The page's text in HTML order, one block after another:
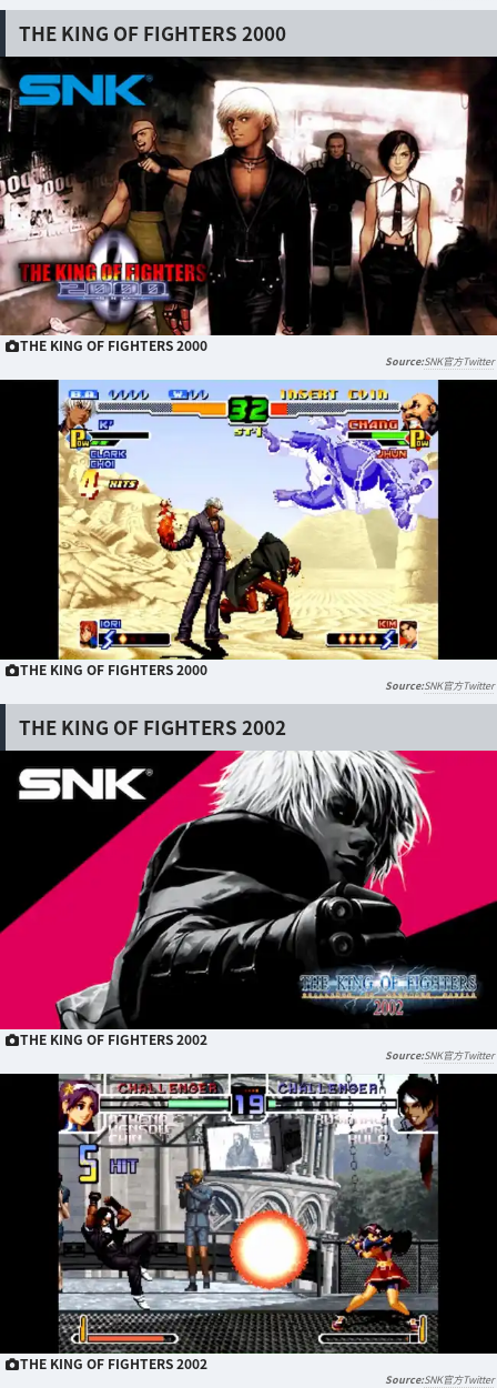
THE KING OF FIGHTERS 2000
THE KING OF FIGHTERS 2000
SNK官方Twitter
THE KING OF FIGHTERS 2000
SNK官方Twitter
THE KING OF FIGHTERS 2002
THE KING OF FIGHTERS 2002
SNK官方Twitter
THE KING OF FIGHTERS 2002
SNK官方Twitter